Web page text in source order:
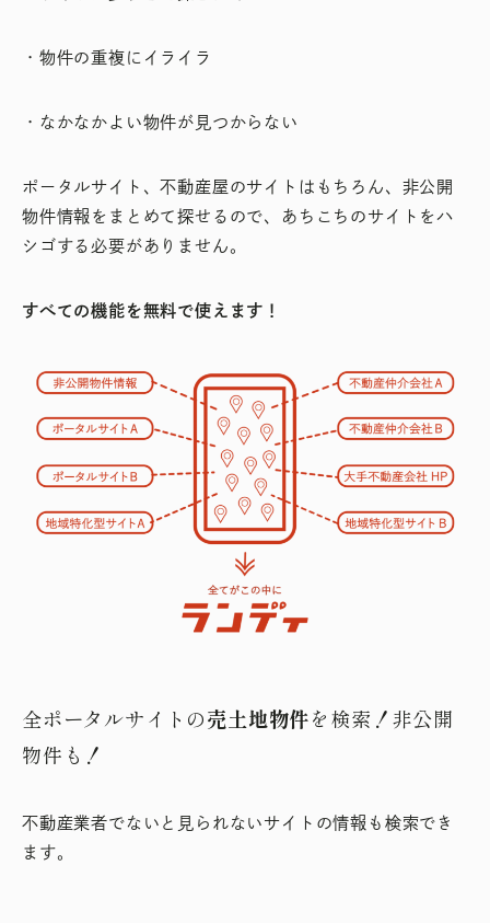
・物件の重複にイライラ
・なかなかよい物件が見つからない
ポータルサイト、不動産屋のサイトはもちろん、非公開
物件情報をまとめて探せるので、あちこちのサイトをハ
シゴする必要がありません。
すべての機能を無料で使えます！
全ポータルサイトの売土地物件を検索！非公開
物件も！
不動産業者でないと見られないサイトの情報も検索でき
ます。